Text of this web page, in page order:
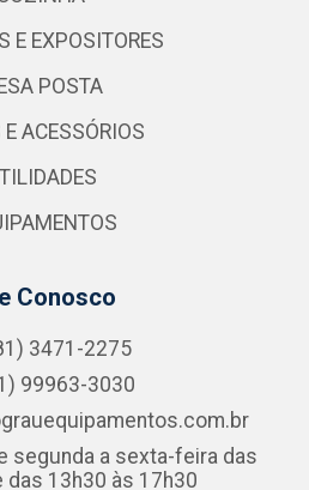
E EXPOSITORES
POSTA
E ACESSÓRIOS
Conosco
3471-2275
99963-3030
segunda a sexta-feira das
das 13h30 às 17h30